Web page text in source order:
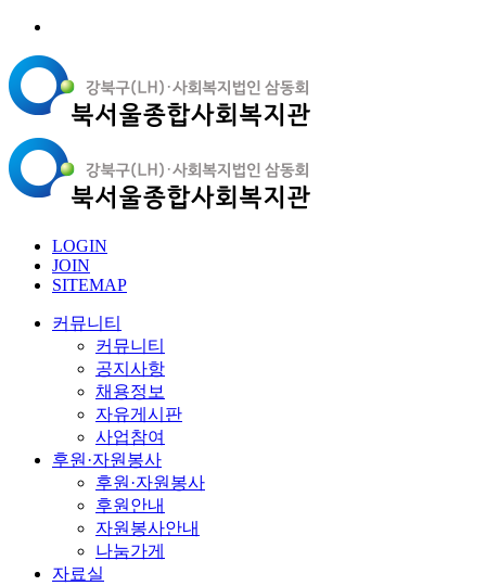
LOGIN
JOIN
SITEMAP
커뮤니티
커뮤니티
공지사항
채용정보
자유게시판
사업참여
후원·자원봉사
후원·자원봉사
후원안내
자원봉사안내
나눔가게
자료실